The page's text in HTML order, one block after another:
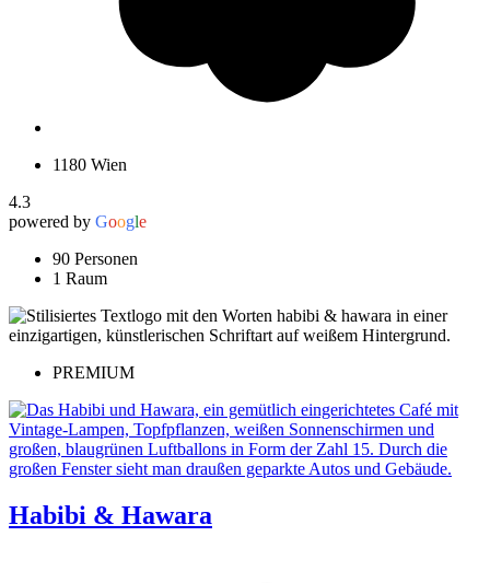
1180 Wien
4.3
powered by Google
90 Personen
1 Raum
PREMIUM
Habibi & Hawara